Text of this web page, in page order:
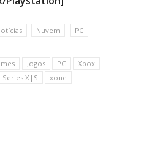
Nuvem
PC
Jogos PC
Xbox
Series X|S xone